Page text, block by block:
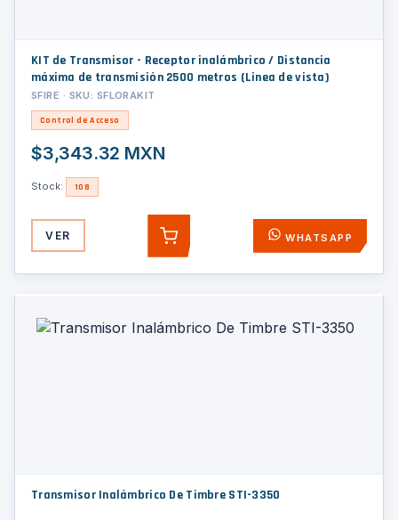
KIT de Transmisor - Receptor inalámbrico / Distancia
máxima de transmisión 2500 metros (Linea de vista)
SFIRE · SKU: SFLORAKIT
Control de Acceso
$3,343.32 MXN
Stock: 108
VER AGREGAR WHATSAPP
Transmisor Inalámbrico De Timbre STI-3350